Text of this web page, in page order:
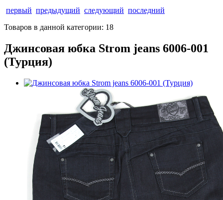
первый предыдущий следующий последний
Товаров в данной категории: 18
Джинсовая юбка Strom jeans 6006-001
(Турция)